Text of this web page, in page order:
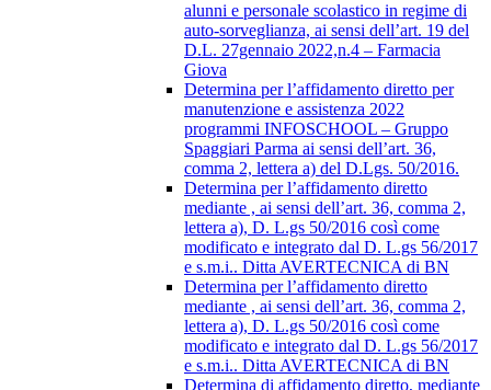
alunni e personale scolastico in regime di
auto-sorveglianza, ai sensi dell’art. 19 del
D.L. 27gennaio 2022,n.4 – Farmacia
Giova
Determina per l’affidamento diretto per
manutenzione e assistenza 2022
programmi INFOSCHOOL – Gruppo
Spaggiari Parma ai sensi dell’art. 36,
comma 2, lettera a) del D.Lgs. 50/2016.
Determina per l’affidamento diretto
mediante , ai sensi dell’art. 36, comma 2,
lettera a), D. L.gs 50/2016 così come
modificato e integrato dal D. L.gs 56/2017
e s.m.i.. Ditta AVERTECNICA di BN
Determina per l’affidamento diretto
mediante , ai sensi dell’art. 36, comma 2,
lettera a), D. L.gs 50/2016 così come
modificato e integrato dal D. L.gs 56/2017
e s.m.i.. Ditta AVERTECNICA di BN
Determina di affidamento diretto, mediante